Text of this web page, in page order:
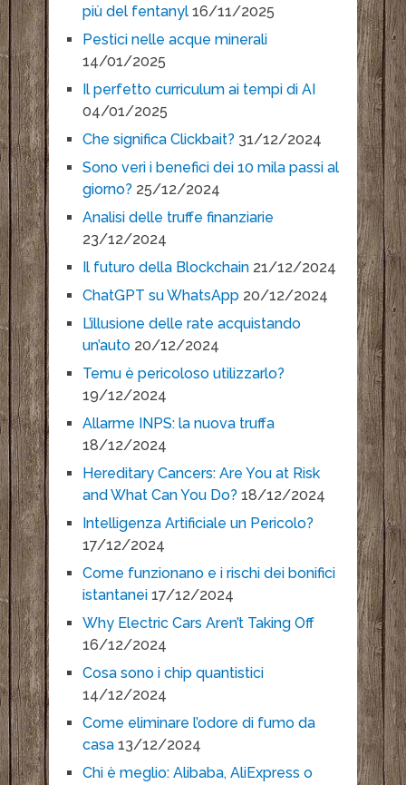
più del fentanyl 16/11/2025
Pestici nelle acque minerali
14/01/2025
Il perfetto curriculum ai tempi di AI
04/01/2025
Che significa Clickbait? 31/12/2024
Sono veri i benefici dei 10 mila passi al
giorno? 25/12/2024
Analisi delle truffe finanziarie
23/12/2024
Il futuro della Blockchain 21/12/2024
ChatGPT su WhatsApp 20/12/2024
L’illusione delle rate acquistando
un’auto 20/12/2024
Temu è pericoloso utilizzarlo?
19/12/2024
Allarme INPS: la nuova truffa
18/12/2024
Hereditary Cancers: Are You at Risk
and What Can You Do? 18/12/2024
Intelligenza Artificiale un Pericolo?
17/12/2024
Come funzionano e i rischi dei bonifici
istantanei 17/12/2024
Why Electric Cars Aren’t Taking Off
16/12/2024
Cosa sono i chip quantistici
14/12/2024
Come eliminare l’odore di fumo da
casa 13/12/2024
Chi è meglio: Alibaba, AliExpress o